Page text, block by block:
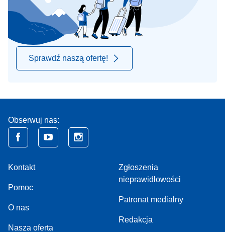
Sprawdź naszą ofertę!
Obserwuj nas:
Kontakt
Pomoc
O nas
Nasza oferta
Zgłoszenia
nieprawidłowości
Patronat medialny
Redakcja